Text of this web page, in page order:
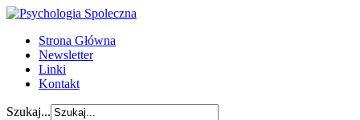
Strona Główna
Newsletter
Linki
Kontakt
Szukaj...